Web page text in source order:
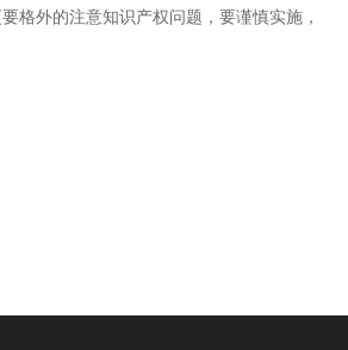
格外的注意知识产权问题，要谨慎实施，